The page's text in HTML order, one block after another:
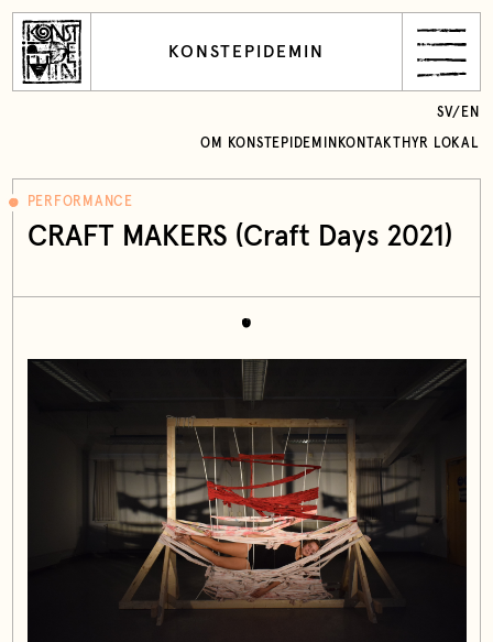
KONSTEPIDEMIN
OM KONSTEPIDEMIN KONTAKT HYR LOKAL
SV/ EN
PERFORMANCE
CRAFT MAKERS (Craft Days 2021)